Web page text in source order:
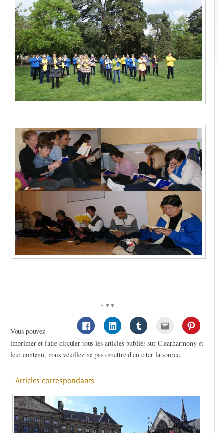
* * *
Vous pouvez
imprimer et faire circuler tous les articles publiés sur Clearharmony et
leur contenu, mais veuillez ne pas omettre d'en citer la source.
Articles correspondants